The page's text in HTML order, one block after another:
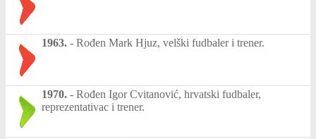
1963. - Rođen Mark Hjuz, velški fudbaler i trener.
1970. - Rođen Igor Cvitanović, hrvatski fudbaler,
reprezentativac i trener.